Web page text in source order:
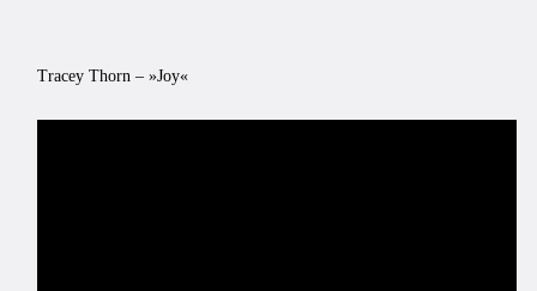
Tracey Thorn – »Joy«